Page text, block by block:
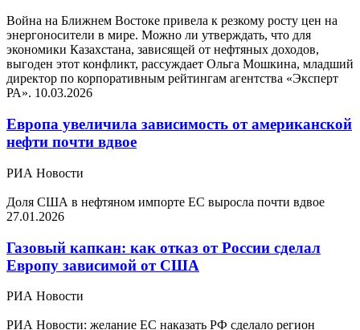
Война на Ближнем Востоке привела к резкому росту цен на
энергоносители в мире. Можно ли утверждать, что для
экономики Казахстана, зависящей от нефтяных доходов,
выгоден этот конфликт, рассуждает Ольга Мошкина, младший
директор по корпоративным рейтингам агентства «Эксперт
РА». 10.03.2026
Европа увеличила зависимость от американской
нефти почти вдвое
РИА Новости
Доля США в нефтяном импорте ЕС выросла почти вдвое
27.01.2026
Газовый капкан: как отказ от России сделал
Европу зависимой от США
РИА Новости
РИА Новости: желание ЕС наказать РФ сделало регион